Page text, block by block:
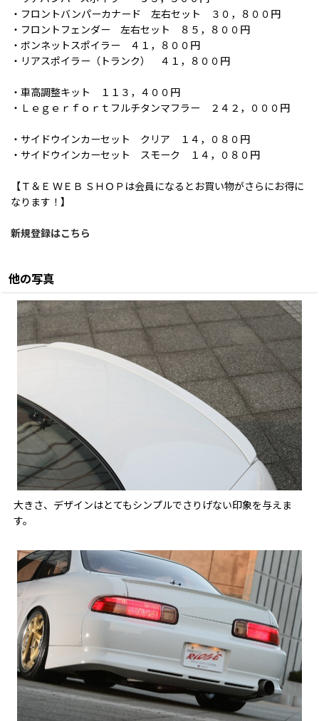
・フロントバンパーカナード 左右セット ３０，８００円
・フロントフェンダー 左右セット ８５，８００円
・ボンネットスポイラー ４１，８００円
・リアスポイラー（トランク） ４１，８００円
・車高調整キット １１３，４００円
・Ｌｅｇｅｒｆｏｒｔフルチタンマフラー ２４２，０００円
・サイドウインカーセット クリア １４，０８０円
・サイドウインカーセット スモーク １４，０８０円
【Ｔ＆Ｅ ＷＥＢ ＳＨＯＰは会員になるとお買い物がさらにお得に
なります！】
新規登録はこちら
他の写真
大きさ、デザインはとてもシンプルでさりげない印象を与えま
す。